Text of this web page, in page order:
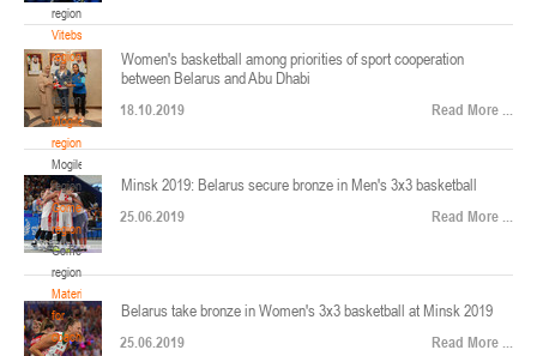
region
Vitebsk
region
Vitebsk
region
Mogilev
region
Mogilev
region
Gomel
region
Gomel
region
Materials
for
coaches
U-12, девушки
V тур – девушки 2014-2015 гг.р., Дивизион 1, 17-19 апреля 2026 г., г. Гомель,
ул. Б.Хмельницкого, 118а
Минск
Финал 4-х – девушки 2010-2011 гг.р., Дивизион 2, 14-16 апреля 2026 г., г.
Минск, ул. Стадионная, 3
Women's basketball among priorities of sport cooperation
between Belarus and Abu Dhabi
18.10.2019 Read More ...
Minsk 2019: Belarus secure bronze in Men's 3x3 basketball
25.06.2019 Read More ...
Belarus take bronze in Women's 3x3 basketball at Minsk 2019
25.06.2019 Read More ...